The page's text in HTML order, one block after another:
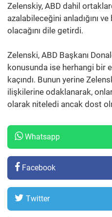
Zelenskiy, ABD dahil
azalabileceğini anladığını
olacağını dile getirdi.
Zelenski, ABD Başkanı
konusunda ise herhangi bir
kaçındı. Bunun yerine
ilişkilerine odaklanarak,
olarak niteledi ancak dost
Whatsapp
Facebook
Twitter